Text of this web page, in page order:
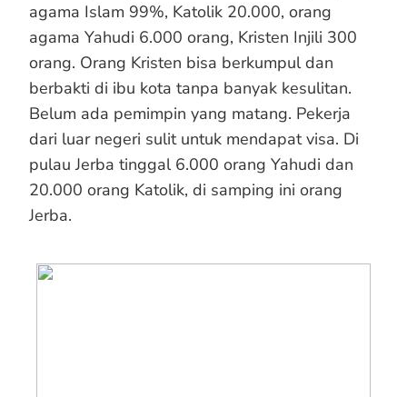
agama Islam 99%, Katolik 20.000, orang
agama Yahudi 6.000 orang, Kristen Injili 300
orang. Orang Kristen bisa berkumpul dan
berbakti di ibu kota tanpa banyak kesulitan.
Belum ada pemimpin yang matang. Pekerja
dari luar negeri sulit untuk mendapat visa. Di
pulau Jerba tinggal 6.000 orang Yahudi dan
20.000 orang Katolik, di samping ini orang
Jerba.